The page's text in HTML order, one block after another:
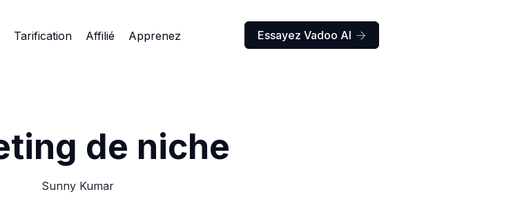
Tarification Affilié Apprenez Essayez Vadoo AI 
de niche
Sunny Kumar